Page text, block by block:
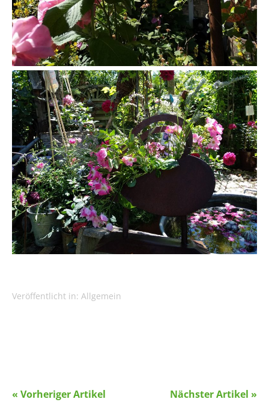
Veröffentlicht in: Allgemein
Nächster Artikel »
« Vorheriger Artikel